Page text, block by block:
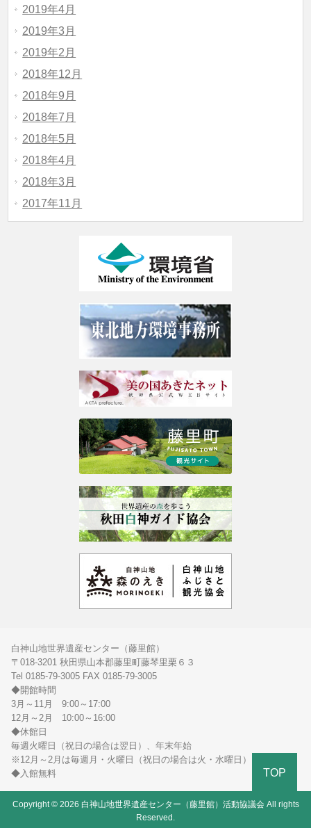
2019年4月
2019年3月
2019年2月
2018年12月
2018年9月
2018年7月
2018年5月
2018年4月
2018年3月
2017年11月
白神山地世界遺産センター（藤里館）
〒018-3201 秋田県山本郡藤里町藤琴里栗６３
Tel 0185-79-3005 FAX 0185-79-3005
◆開館時間
3月～11月 9:00～17:00
12月～2月 10:00～16:00
◆休館日
毎週火曜日（祝日の場合は翌日）、年末年始
※12月～2月は毎週月・火曜日（祝日の場合は火・水曜日）
◆入館無料
TOP
Copyright © 2026 白神山地世界遺産センター（藤里館）活動協議会 All rights
Reserved.